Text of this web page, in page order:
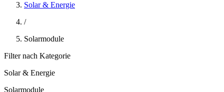
Solar & Energie
/
Solarmodule
Filter nach Kategorie
Solar & Energie
Solarmodule